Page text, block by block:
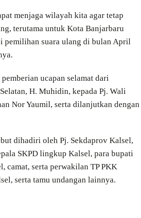
menjaga wilayah kita agar tetap
terutama untuk Kota Banjarbaru
pemilihan suara ulang di bulan April
ucapan selamat dari
H. Muhidin, kepada Pj. Wali
Nor Yaumil, serta dilanjutkan dengan
dihadiri oleh Pj. Sekdaprov Kalsel,
SKPD lingkup Kalsel, para bupati
camat, serta perwakilan TP PKK
serta tamu undangan lainnya.